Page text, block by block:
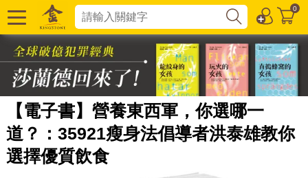
0
【電子書】營養東西軍，你選哪一
道？：35921瘦身法倡導者洪泰雄教你
選擇優質飲食